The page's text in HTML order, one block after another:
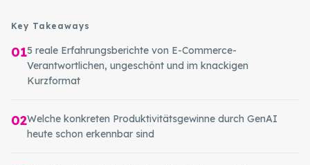
Key Takeaways
015 reale Erfahrungsberichte von E-Commerce-
Verantwortlichen, ungeschönt und im knackigen
Kurzformat
02Welche konkreten Produktivitätsgewinne durch GenAI
heute schon erkennbar sind